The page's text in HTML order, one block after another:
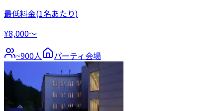
最低料金(1名あたり)
¥8,000〜
~900人 パーティ会場